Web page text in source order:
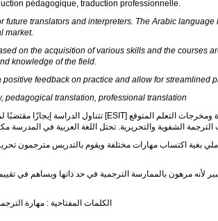
pédagogique, traduction professionnelle.
future translators and interpreters. The Arabic
market.
on the acquisition of various skills and the courses
knowledge of the field.
feedback on practice and allow for streamlined
pedagogical translation, professional translation
تتناول الدراسة إيجازًا مقتضبًا لمواصفات البرنامج المقرر في المدرسة العليا للتراجمة والمترجمين [ESIT] التابعة لجامعة السوربون الجديدة ومخرجات التعلم المتوقع
بغية اكتساب مهارات مختلفة ويقوم بالتدريس مترجمون
لأنه مرهون بالممارسة الترجمية في حد ذاتها ويساهم في
الكلمات المفتاحية : مهارة